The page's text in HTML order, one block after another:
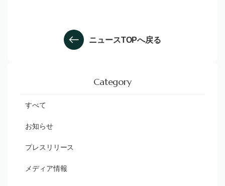
ニュースTOPへ戻る
Category
すべて
お知らせ
プレスリリース
メディア情報